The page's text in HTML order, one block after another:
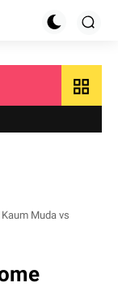
grid_view
Muda vs